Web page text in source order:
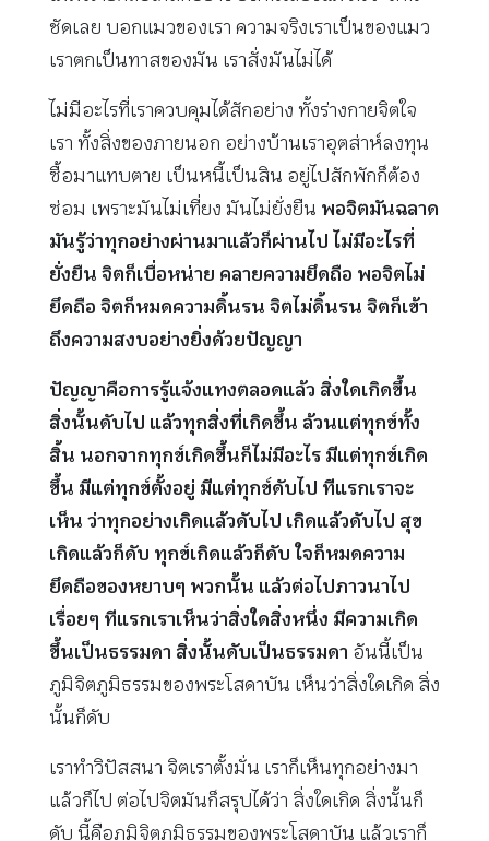
ชัดเลย บอกแมวของเรา ความจริงเราเป็นของแมว
เราตกเป็นทาสของมัน เราสั่งมันไม่ได้
ไม่มีอะไรที่เราควบคุมได้สักอย่าง ทั้งร่างกายจิตใจ
เรา ทั้งสิ่งของภายนอก อย่างบ้านเราอุตส่าห์ลงทุน
ซื้อมาแทบตาย เป็นหนี้เป็นสิน อยู่ไปสักพักก็ต้อง
ซ่อม เพราะมันไม่เที่ยง มันไม่ยั่งยืน พอจิตมันฉลาด
มันรู้ว่าทุกอย่างผ่านมาแล้วก็ผ่านไป ไม่มีอะไรที่
ยั่งยืน จิตก็เบื่อหน่าย คลายความยึดถือ พอจิตไม่
ยึดถือ จิตก็หมดความดิ้นรน จิตไม่ดิ้นรน จิตก็เข้า
ถึงความสงบอย่างยิ่งด้วยปัญญา
ปัญญาคือการรู้แจ้งแทงตลอดแล้ว สิ่งใดเกิดขึ้น
สิ่งนั้นดับไป แล้วทุกสิ่งที่เกิดขึ้น ล้วนแต่ทุกข์ทั้ง
สิ้น นอกจากทุกข์เกิดขึ้นก็ไม่มีอะไร มีแต่ทุกข์เกิด
ขึ้น มีแต่ทุกข์ตั้งอยู่ มีแต่ทุกข์ดับไป ทีแรกเราจะ
เห็น ว่าทุกอย่างเกิดแล้วดับไป เกิดแล้วดับไป สุข
เกิดแล้วก็ดับ ทุกข์เกิดแล้วก็ดับ ใจก็หมดความ
ยึดถือของหยาบๆ พวกนั้น แล้วต่อไปภาวนาไป
เรื่อยๆ ทีแรกเราเห็นว่าสิ่งใดสิ่งหนึ่ง มีความเกิด
ขึ้นเป็นธรรมดา สิ่งนั้นดับเป็นธรรมดา อันนี้เป็น
ภูมิจิตภูมิธรรมของพระโสดาบัน เห็นว่าสิ่งใดเกิด สิ่ง
นั้นก็ดับ
เราทำวิปัสสนา จิตเราตั้งมั่น เราก็เห็นทุกอย่างมา
แล้วก็ไป ต่อไปจิตมันก็สรุปได้ว่า สิ่งใดเกิด สิ่งนั้นก็
ดับ นี้คือภูมิจิตภูมิธรรมของพระโสดาบัน แล้วเราก็